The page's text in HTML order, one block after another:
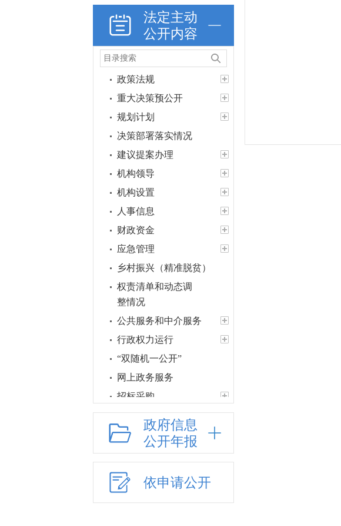
法定主动
公开内容
政策法规
重大决策预公开
规划计划
决策部署落实情况
建议提案办理
机构领导
机构设置
人事信息
财政资金
应急管理
乡村振兴（精准脱贫）
权责清单和动态调
整情况
公共服务和中介服务
行政权力运行
“双随机一公开”
网上政务服务
招标采购
新闻发布
上级政策解读
本级政策解读
回应关切
监督保障
政府信息
公开年报
依申请公开